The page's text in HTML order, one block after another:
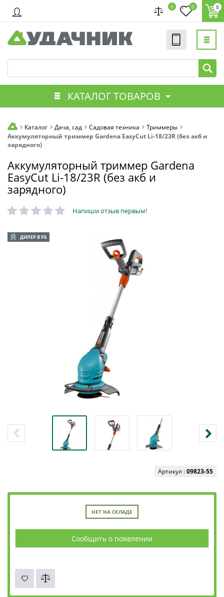
0 0 0
КАТАЛОГ ТОВАРОВ
Каталог Дача, сад Садовая техника
Триммеры
Аккумуляторный триммер Gardena EasyCut Li-18/23R (без акб и
зарядного)
Аккумуляторный триммер Gardena
EasyCut Li-18/23R (без акб и
зарядного)
Напиши отзыв первым!
ДИЛЕР В РБ
Артикул :09823-55
НЕТ НА СКЛАДЕ
Сообщить о появлении